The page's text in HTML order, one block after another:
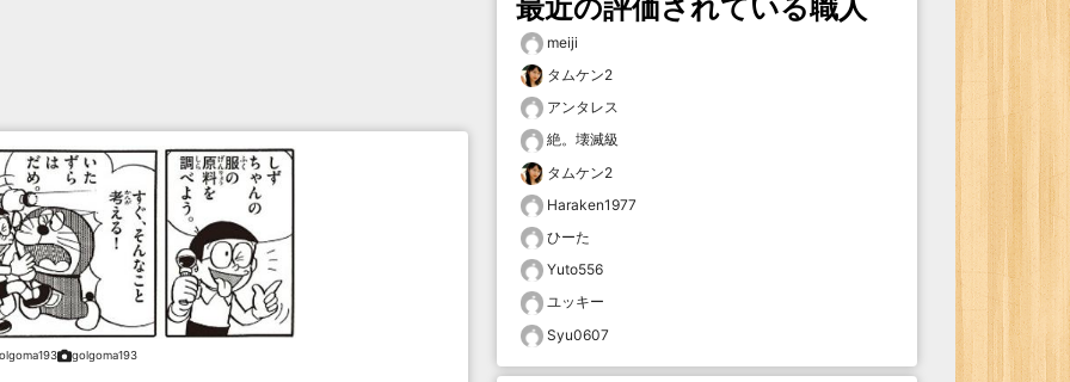
golgoma193
最近の評価されている職人
meiji
タムケン2
アンタレス
絶。壊滅級
タムケン2
Haraken1977
ひーた
Yuto556
ユッキー
Syu0607